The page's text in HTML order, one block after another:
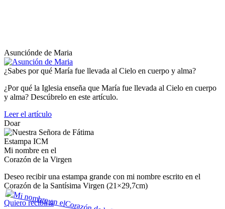
Asunciónde de Maria
¿Sabes por qué María fue llevada al Cielo en cuerpo y alma?
¿Por qué la Iglesia enseña que María fue llevada al Cielo en cuerpo
y alma? Descúbrelo en este artículo.
Leer el artículo
Doar
Estampa ICM
Mi nombre en el
Corazón de la Virgen
Deseo recibir una estampa grande con mi nombre escrito en el
Corazón de la Santísima Virgen (21×29,7cm)
Quiero recibirla